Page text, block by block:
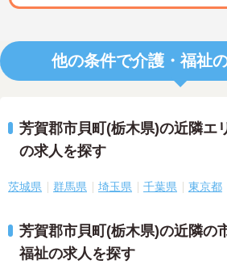
他の条件で介護・福祉
芳賀郡市貝町(栃木県)の近隣エ
の求人を探す
茨城県 群馬県 埼玉県 千葉県 東京都
芳賀郡市貝町(栃木県)の近隣の
福祉の求人を探す